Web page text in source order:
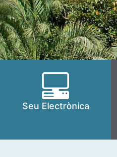
Seu Electrònica